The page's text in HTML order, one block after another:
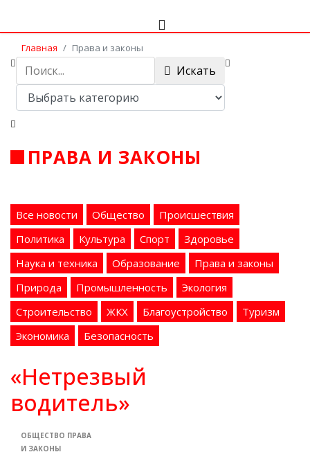
Главная Права и законы
Искать
ПРАВА И ЗАКОНЫ
Все новости Общество
Происшествия
Политика
Культура Спорт
Здоровье
Наука и техника
Образование
Права и законы
Природа
Промышленность
Экология
Строительство
ЖКХ Благоустройство
Туризм
Экономика
Безопасность
«Нетрезвый
водитель»
ОБЩЕСТВО ПРАВА
И ЗАКОНЫ